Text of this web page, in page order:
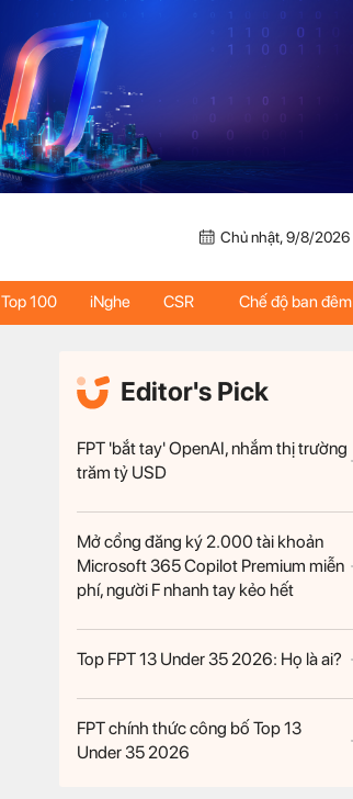
Chủ nhật, 9/8/2026
Top 100 iNghe CSR Chế độ ban đêm
Editor's Pick
FPT 'bắt tay' OpenAI, nhắm thị trường
trăm tỷ USD
Mở cổng đăng ký 2.000 tài khoản
Microsoft 365 Copilot Premium miễn
phí, người F nhanh tay kẻo hết
Top FPT 13 Under 35 2026: Họ là ai?
FPT chính thức công bố Top 13
Under 35 2026